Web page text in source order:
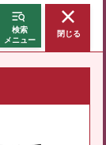
検索
メニュー
閉じる